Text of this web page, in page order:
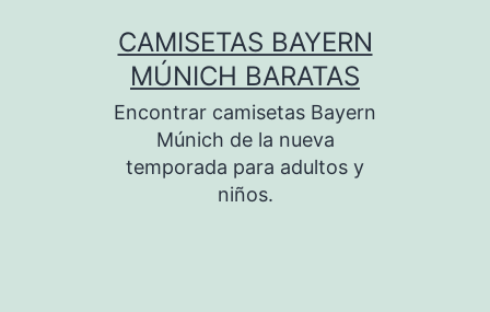
CAMISETAS BAYERN
MÚNICH BARATAS
Encontrar camisetas Bayern
Múnich de la nueva
temporada para adultos y
niños.